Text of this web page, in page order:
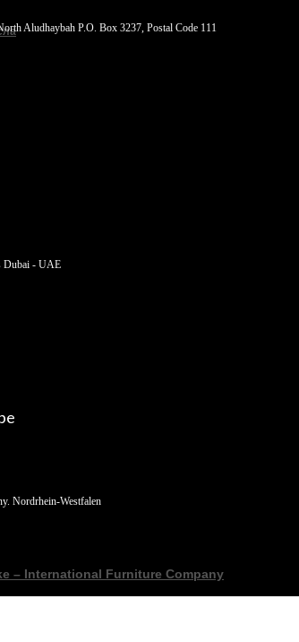
– International Furniture Company
Aludhaybah P.O. Box 3237, Postal Code 111
Dubai - UAE
Nordrhein-Westfalen